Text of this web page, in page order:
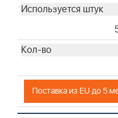
Поставка из EU до 5